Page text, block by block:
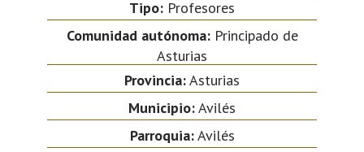
Tipo: Profesores
Comunidad autónoma:Principado de
Asturias
Provincia:Asturias
Municipio:Avilés
Parroquia:Avilés